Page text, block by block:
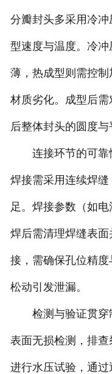
分瓣封头多采用冷
型速度与温度。冷
薄，热成型则需控
材质劣化。成型后
后整体封头的圆度与
连接环节的可靠
焊接需采用连续焊
足。焊接参数（如
焊后需清理焊缝表
接，需确保孔位精
松动引发泄漏。
检测与验证贯穿
表面无损检测，排
进行水压试验，通